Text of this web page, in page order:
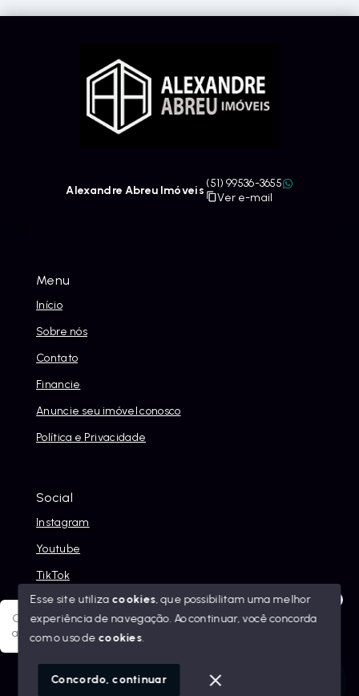
Olá! Sua jornada ao novo imóvel começa aqui. Como posso
ajudar?
Menu
Início
Sobre nós
Contato
Financie
Anuncie seu imóvel conosco
Política e Privacidade
Social
Instagram
Youtube
TikTok
© Copyright 2026 - Alexandre Abreu Imóveis - Todos os
SITE PARA IMOBILIARIA
Alexandre Abreu Imóveis
(51) 99536-3655
Ver e-mail
Esse site utiliza cookies, que possibilitam uma melhor
experiência de navegação.Ao continuar, você concorda
com o uso de cookies.
Concordo, continuar